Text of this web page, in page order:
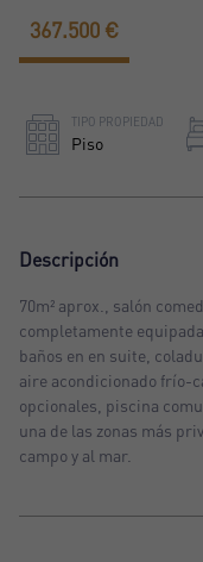
TIPO PROPIEDAD
Piso
367.500 €
Descripción
70m² aprox., salón
completamente
baños en en suite,
aire acondicionado frío-
opcionales, piscina
una de las zonas más
campo y al mar.